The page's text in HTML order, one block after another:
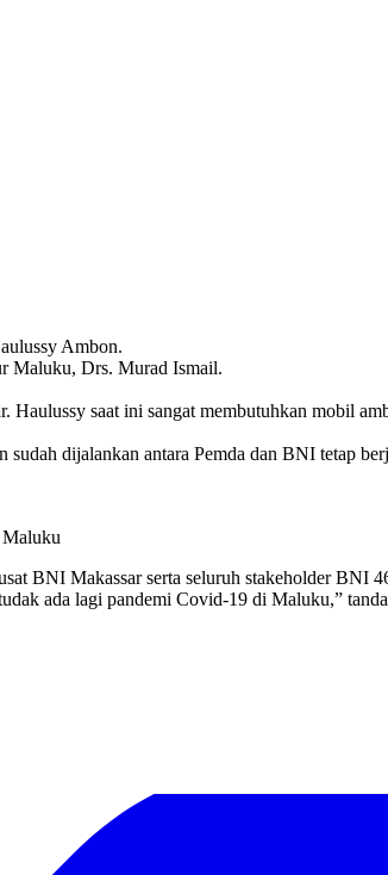
Ambon.
Maluku, Drs. Murad Ismail.
saat ini sangat membutuhkan mobil
dijalankan antara Pemda dan BNI tetap
Maluku
BNI Makassar serta seluruh stakeholder BNI
ada lagi pandemi Covid-19 di Maluku,”